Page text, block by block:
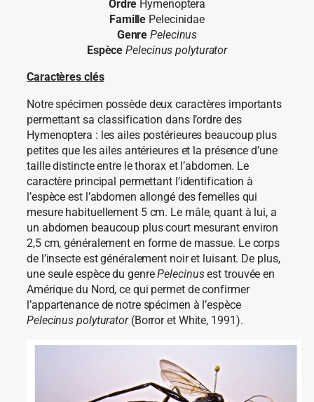
Ordre Hymenoptera
Famille Pelecinidae
Genre Pelecinus
Espèce Pelecinus polyturator
Caractères clés
Notre spécimen possède deux caractères importants
permettant sa classification dans l’ordre des
Hymenoptera : les ailes postérieures beaucoup plus
petites que les ailes antérieures et la présence d’une
taille distincte entre le thorax et l’abdomen. Le
caractère principal permettant l’identification à
l’espèce est l’abdomen allongé des femelles qui
mesure habituellement 5 cm. Le mâle, quant à lui, a
un abdomen beaucoup plus court mesurant environ
2,5 cm, généralement en forme de massue. Le corps
de l’insecte est généralement noir et luisant. De plus,
une seule espèce du genrePelecinusest trouvée en
Amérique du Nord, ce qui permet de confirmer
l’appartenance de notre spécimen à l’espèce
Pelecinus polyturator(Borror et White, 1991).